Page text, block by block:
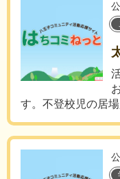
す。不登校児の居